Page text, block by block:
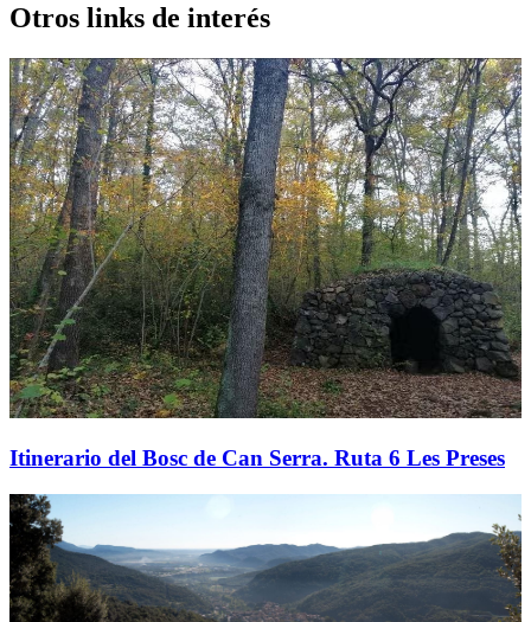
Otros links de interés
Itinerario del Bosc de Can Serra. Ruta 6 Les Preses